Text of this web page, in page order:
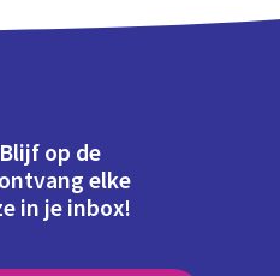
op de
elke
in je inbox!